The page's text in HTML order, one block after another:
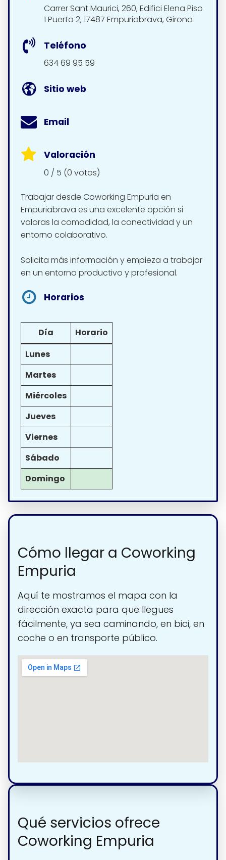
Carrer Sant Maurici, 260, Edifici Elena Piso
1 Puerta 2, 17487 Empuriabrava, Girona
Teléfono
634 69 95 59
Sitio web
Email
Valoración
0 / 5 (0 votos)
Trabajar desde Coworking Empuria en
Empuriabrava es una excelente opción si
valoras la comodidad, la conectividad y un
entorno colaborativo.
Solicita más información y empieza a trabajar
en un entorno productivo y profesional.
Horarios
Día
Horario
Lunes
Martes
Miércoles
Jueves
Viernes
Sábado
Domingo
Cómo llegar a Coworking
Empuria
Aquí te mostramos el mapa con la
dirección exacta para que llegues
fácilmente, ya sea caminando, en bici, en
coche o en transporte público.
Qué servicios ofrece
Coworking Empuria